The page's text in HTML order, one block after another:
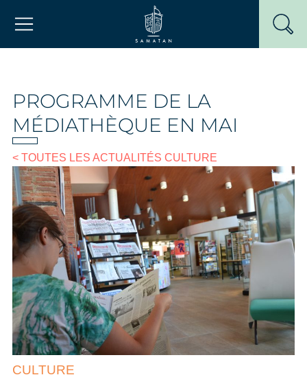
Mairie de Samatan
PROGRAMME DE LA
MÉDIATHÈQUE EN MAI
< TOUTES LES ACTUALITÉS CULTURE
CULTURE